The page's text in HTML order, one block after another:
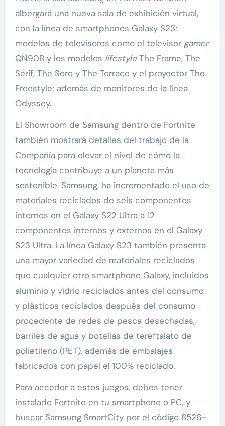
albergará una nueva sala de exhibición virtual,
con la línea de smartphones Galaxy S23;
modelos de televisores como el televisor gamer
QN90B y los modelos lifestyleThe Frame, The
Serif, The Sero y The Terrace y el proyector The
Freestyle; además de monitores de la línea
Odyssey.
El Showroom de Samsung dentro de Fortnite
también mostrará detalles del trabajo de la
Compañía para elevar el nivel de cómo la
tecnología contribuye a un planeta más
sostenible. Samsung, ha incrementado el uso de
materiales reciclados de seis componentes
internos en el Galaxy S22 Ultra a 12
componentes internos y externos en el Galaxy
S23 Ultra. La línea Galaxy S23 también presenta
una mayor variedad de materiales reciclados
que cualquier otro smartphone Galaxy, incluidos
aluminio y vidrio reciclados antes del consumo
y plásticos reciclados después del consumo
procedente de redes de pesca desechadas,
barriles de agua y botellas de tereftalato de
polietileno (PET), además de embalajes
fabricados con papel el 100% reciclado.
Para acceder a estos juegos, debes tener
instalado Fortnite en tu smartphone o PC, y
buscar Samsung SmartCity por el código 8526-